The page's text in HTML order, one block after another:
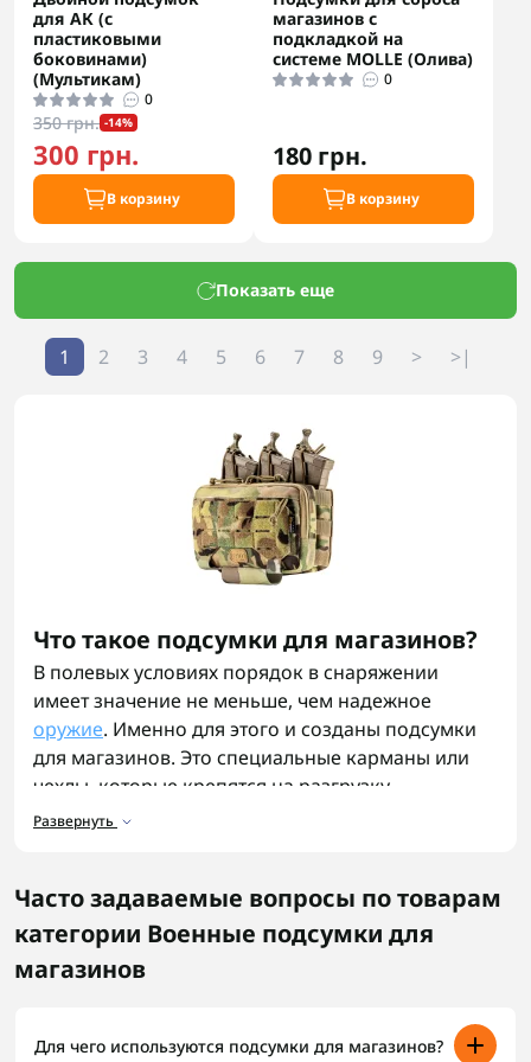
для АК (с
пластиковыми
боковинами)
(Мультикам)
0
350 грн. -14%
300 грн.
В корзину
магазинов с
подкладкой на
системе MOLLE (Олива)
0
180 грн.
В корзину
Показать еще
1 2 3 4 5 6 7 8 9 > >|
Что такое подсумки для магазинов?
В полевых условиях порядок в снаряжении
имеет значение не меньше, чем надежное
оружие. Именно для этого и созданы подсумки
для магазинов. Это специальные карманы или
чехлы, которые крепятся на разгрузку,
бронежилет или тактический ремень. Они
Назначение подсумков для
магазинов
боеприпасами доступными и защищенными. В
стрессовых условиях боя даже секунды на
Развернуть
Часто задаваемые вопросы по товарам
категории Военные подсумки для
магазинов
Для чего используются подсумки для магазинов?